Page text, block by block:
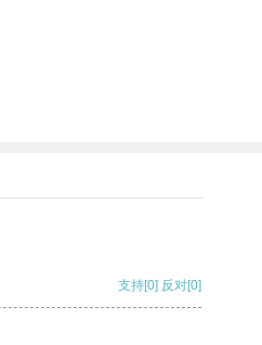
支持[0] 反对[0]